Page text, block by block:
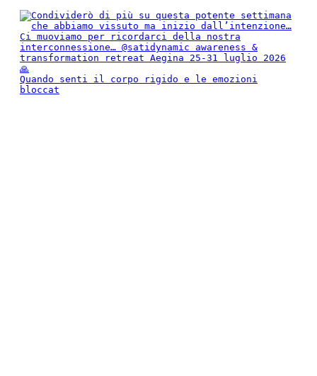
Quando senti il corpo rigido e le emozioni
bloccat